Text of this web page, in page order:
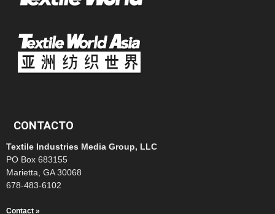
CONTACTO
Textile Industries Media Group, LLC
PO Box 683155
Marietta, GA 30068
678-483-6102
Contact »